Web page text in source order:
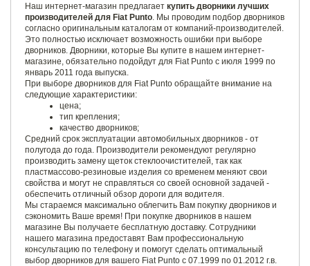
Наш интернет-магазин предлагает купить дворники лучших
производителей для Fiat Punto. Мы проводим подбор дворников
согласно оригинальным каталогам от компаний-производителей.
Это полностью исключает возможность ошибки при выборе
дворников. Дворники, которые Вы купите в нашем интернет-
магазине, обязательно подойдут для Fiat Punto с июля 1999 по
январь 2011 года выпуска.
При выборе дворников для Fiat Punto обращайте внимание на
следующие характеристики:
цена;
тип крепления;
качество дворников;
Средний срок эксплуатации автомобильных дворников - от
полугода до года. Производители рекомендуют регулярно
производить замену щеток стеклоочистителей, так как
пластмассово-резиновые изделия со временем меняют свои
свойства и могут не справляться со своей основной задачей -
обеспечить отличный обзор дороги для водителя.
Мы стараемся максимально облегчить Вам покупку дворников и
сэкономить Ваше время! При покупке дворников в нашем
магазине Вы получаете бесплатную доставку. Сотрудники
нашего магазина предоставят Вам профессиональную
консультацию по телефону и помогут сделать оптимальный
выбор дворников для вашего Fiat Punto с 07.1999 по 01.2012 г.в.